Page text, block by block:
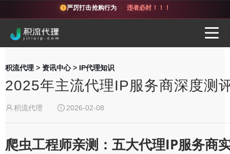
严厉打击抢购行为 · 违者必封！！！
积流代理 > 资讯中心> IP代理知识
2025年主流代理IP服务商深度测
积流代理 2026-02-08
爬虫工程师亲测：五大代理IP服务商